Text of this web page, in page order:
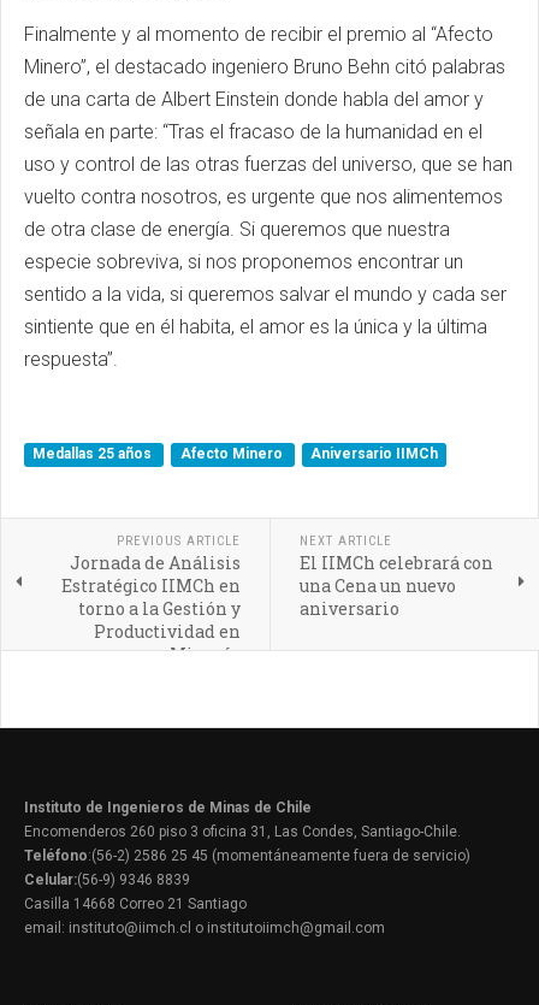
Finalmente y al momento de recibir el premio al “Afecto
Minero”, el destacado ingeniero Bruno Behn citó palabras
de una carta de Albert Einstein donde habla del amor y
señala en parte: “Tras el fracaso de la humanidad en el
uso y control de las otras fuerzas del universo, que se han
vuelto contra nosotros, es urgente que nos alimentemos
de otra clase de energía. Si queremos que nuestra
especie sobreviva, si nos proponemos encontrar un
sentido a la vida, si queremos salvar el mundo y cada ser
sintiente que en él habita, el amor es la única y la última
respuesta”.
Medallas 25 años Afecto Minero Aniversario IIMCh
PREVIOUS ARTICLE
Jornada de Análisis
Estratégico IIMCh en
torno a la Gestión y
Productividad en
Minería
NEXT ARTICLE
El IIMCh celebrará con
una Cena un nuevo
aniversario
Instituto de Ingenieros de Minas de Chile
Encomenderos 260 piso 3 oficina 31, Las Condes, Santiago-Chile.
Teléfono:(56-2) 2586 25 45 (momentáneamente fuera de servicio)
Celular:(56-9) 9346 8839
Casilla 14668 Correo 21 Santiago
email: instituto@iimch.cl o institutoiimch@gmail.com